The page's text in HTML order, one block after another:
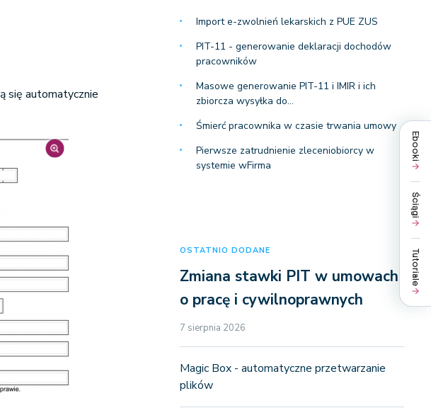
Ebooki
Ściągi
Tutoriale
się automatycznie
Import e-zwolnień lekarskich z PUE ZUS
PIT-11 - generowanie deklaracji dochodów
pracowników
Masowe generowanie PIT-11 i IMIR i ich
zbiorcza wysyłka do…
Śmierć pracownika w czasie trwania umowy
Pierwsze zatrudnienie zleceniobiorcy w
systemie wFirma
OSTATNIO DODANE
Zmiana stawki PIT w umowach
o pracę i cywilnoprawnych
7 sierpnia 2026
Magic Box - automatyczne przetwarzanie
plików